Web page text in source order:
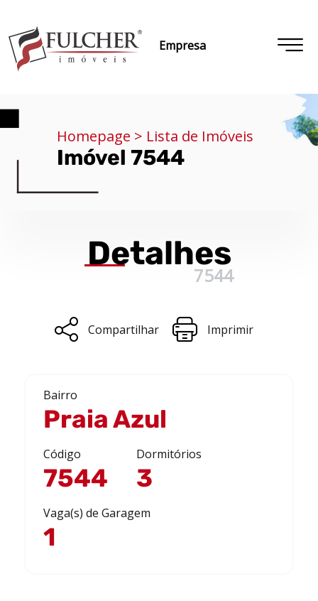
Empresa
Homepage > Lista de Imóveis
Imóvel 7544
Detalhes
7544
Compartilhar Imprimir
Bairro
Praia Azul
Código
7544
Dormitórios
3
Vaga(s) de Garagem
1